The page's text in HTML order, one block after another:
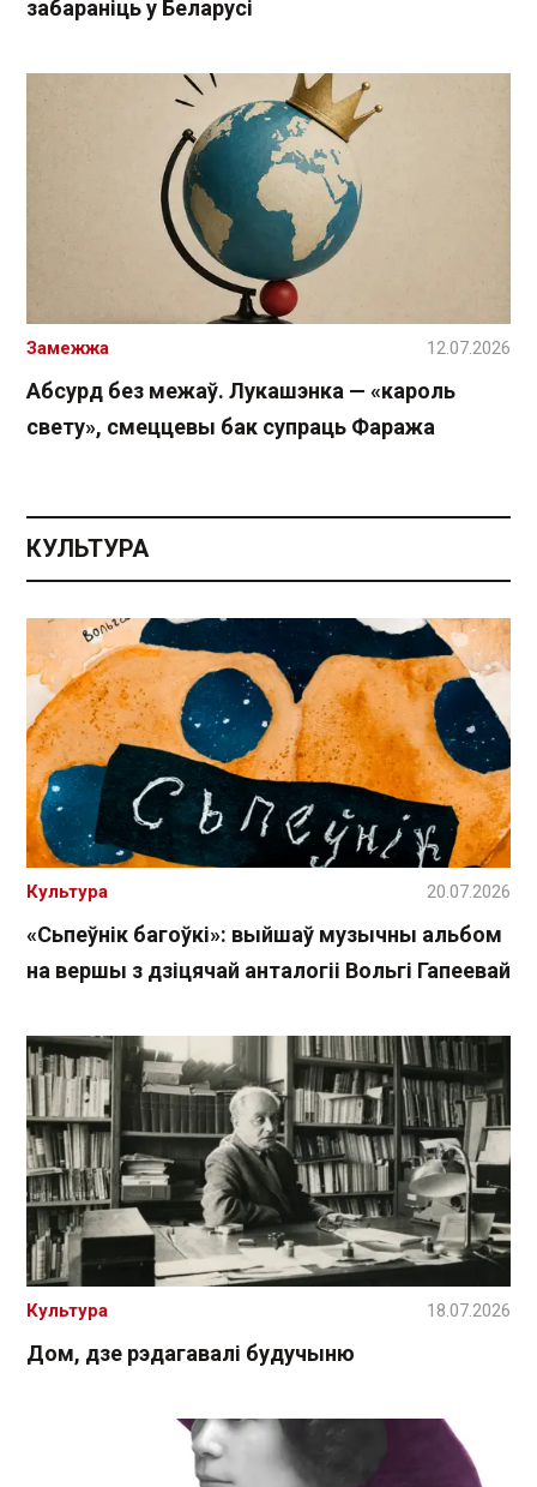
забараніць у Беларусі
Абсурд без межаў. Лукашэнка — «кароль
свету», смеццевы бак супраць Фаража
Замежжа 12.07.2026
КУЛЬТУРА
«Сьпеўнік багоўкі»: выйшаў музычны альбом
на вершы з дзіцячай анталогіі Вольгі Гапеевай
Культура 20.07.2026
Дом, дзе рэдагавалі будучыню
Культура 18.07.2026